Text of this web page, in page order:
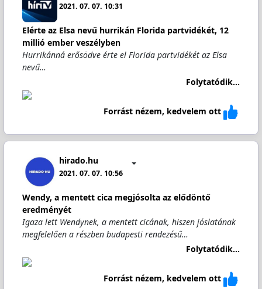
2021. 07. 07. 10:31
Elérte az Elsa nevű hurrikán Florida partvidékét, 12
millió ember veszélyben
Hurrikánná erősödve érte el Florida partvidékét az Elsa
nevű…
Folytatódik...
Forrást nézem, kedvelem ott
hirado.hu
2021. 07. 07. 10:56
Wendy, a mentett cica megjósolta az elődöntő
eredményét
Igaza lett Wendynek, a mentett cicának, hiszen jóslatának
megfelelően a részben budapesti rendezésű…
Folytatódik...
Forrást nézem, kedvelem ott